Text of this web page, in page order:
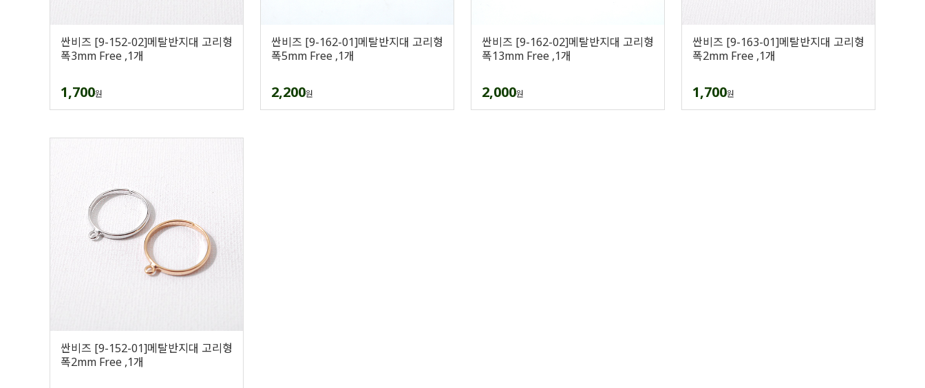
싼비즈 [9-152-02]메탈반지대 고리형
폭3mm Free ,1개
1,700원
싼비즈 [9-162-01]메탈반지대 고리형
폭5mm Free ,1개
2,200원
싼비즈 [9-162-02]메탈반지대 고리형
폭13mm Free ,1개
2,000원
싼비즈 [9-163-01]메탈반지대 고리형
폭2mm Free ,1개
1,700원
싼비즈 [9-152-01]메탈반지대 고리형
폭2mm Free ,1개